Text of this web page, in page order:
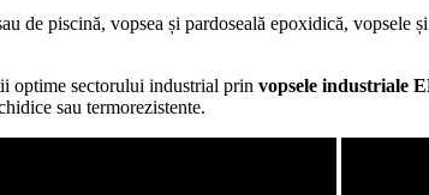
de piscină, vopsea și pardoseală epoxidică,
optime sectorului industrial prin vopsele industriale
sau termorezistente.